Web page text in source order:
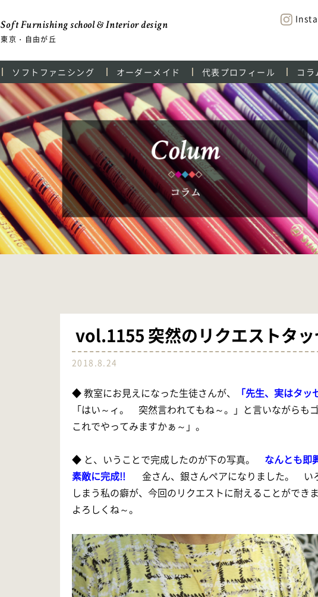
Soft Furnishing school & Interior design
東京・自由が丘
ソフトファニシング オーダーメイド 代表プロフィール コラ
vol.1155 突然のリクエストタ
2018.8.24
◆ 教室にお見えになった生徒さんが、
「先生、実はタ
「はい～ィ。 突然言われてもね～。」と言いながらも
これでやってみますかぁ～」。
◆ と、いうことで完成したのが下の写真。 なんとも即
素敵に完成!!
金さん、銀さんペアになりました。 い
しまう私の癖が、今回のリクエストに耐えることがで
よろしくね～。